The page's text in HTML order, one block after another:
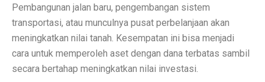
Honda PCX160: Spesifikasi Mewah yang Membuat
Pengguna Adobe Analytics, Waspada! Celah Ini Ancam
5 Fakta Menarik Kota Lalitpur, Kota Tua Penuh Kuil di
Pembangunan jalan baru, pengembangan sistem
transportasi, atau munculnya pusat perbelanjaan akan
meningkatkan nilai tanah. Kesempatan ini bisa menjadi
cara untuk memperoleh aset dengan dana terbatas sambil
secara bertahap meningkatkan nilai investasi.